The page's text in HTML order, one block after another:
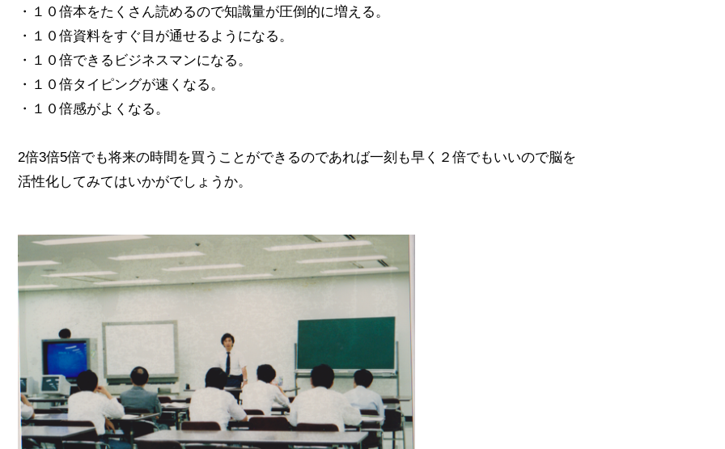
・１０倍本をたくさん読めるので知識量が圧倒的に増える。
・１０倍資料をすぐ目が通せるようになる。
・１０倍できるビジネスマンになる。
・１０倍タイピングが速くなる。
・１０倍感がよくなる。
2倍3倍5倍でも将来の時間を買うことができるのであれば一刻も早く２倍でもいいので脳を
活性化してみてはいかがでしょうか。